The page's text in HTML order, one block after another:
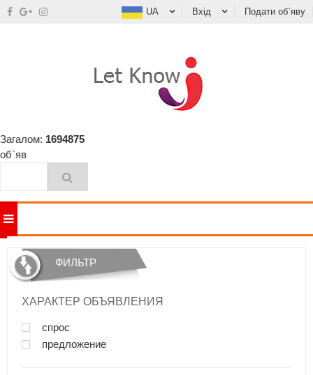
UA Вхід Подати об`яву
Загалом: 1694875
об`яв
ФИЛЬТР
ХАРАКТЕР ОБЪЯВЛЕНИЯ
спрос
предложение